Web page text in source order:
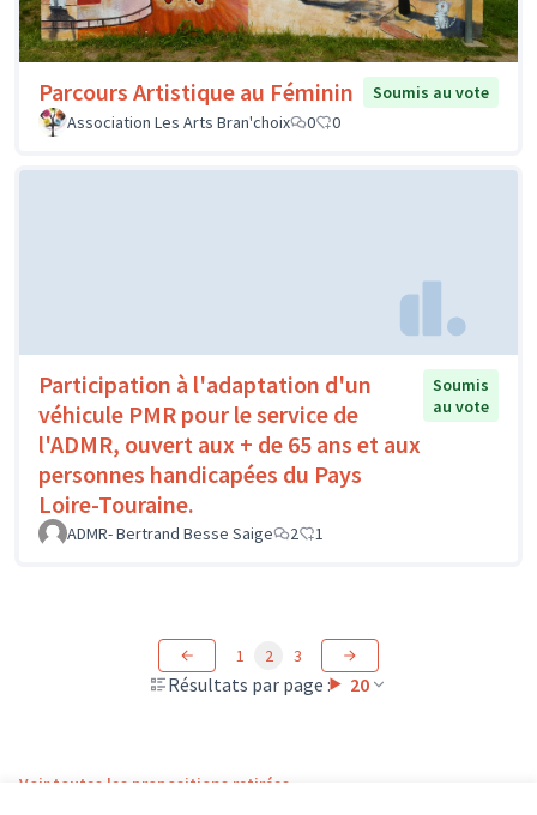
Parcours Artistique au Féminin
Soumis au vote
Association Les Arts Bran'choix
0 0
Participation à l'adaptation d'un
véhicule PMR pour le service de
l'ADMR, ouvert aux + de 65 ans et aux
personnes handicapées du Pays
Loire-Touraine.
Soumis
au vote
ADMR- Bertrand Besse Saige 2 1
Résultats par page : 20
1 2 3
Voir toutes les propositions retirées